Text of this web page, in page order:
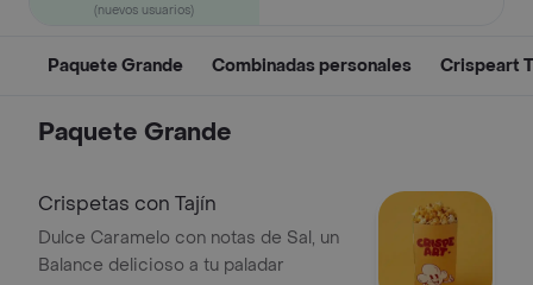
(nuevos usuarios)
Paquete Grande Combinadas personales Crispeart
Paquete Grande
Crispetas con Tajín
Dulce Caramelo con notas de Sal, un
Balance delicioso a tu paladar